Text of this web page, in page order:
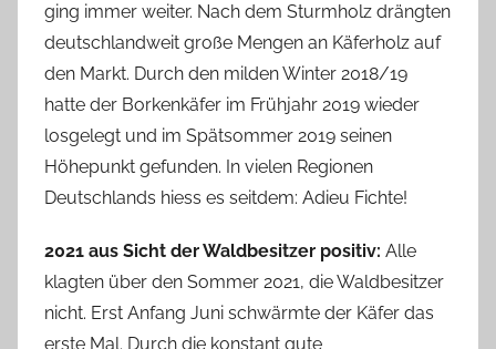
ging immer weiter. Nach dem Sturmholz drängten
deutschlandweit große Mengen an Käferholz auf
den Markt. Durch den milden Winter 2018/19
hatte der Borkenkäfer im Frühjahr 2019 wieder
losgelegt und im Spätsommer 2019 seinen
Höhepunkt gefunden. In vielen Regionen
Deutschlands hiess es seitdem: Adieu Fichte!
2021 aus Sicht der Waldbesitzer positiv: Alle
klagten über den Sommer 2021, die Waldbesitzer
nicht. Erst Anfang Juni schwärmte der Käfer das
erste Mal. Durch die konstant gute